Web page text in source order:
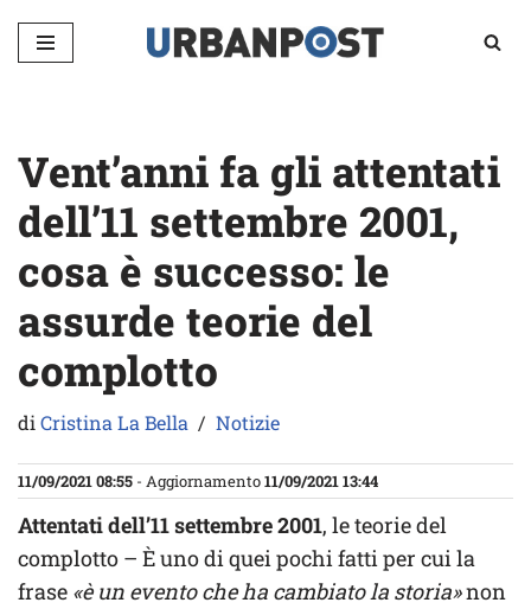
Vai
Vent’anni fa gli attentati
dell’11 settembre 2001,
cosa è successo: le
assurde teorie del
complotto
diCristina La Bella Notizie
11/09/2021 08:55 - Aggiornamento11/09/2021 13:44
Attentati dell’11 settembre 2001, le teorie del
complotto – È uno di quei pochi fatti per cui la
frase «è un evento che ha cambiato la storia»non